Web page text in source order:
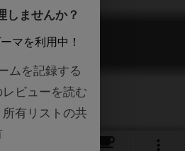
レード
Parade
しませんか？
マを利用中！
ムを記録する
ビューを読む
有リストの共